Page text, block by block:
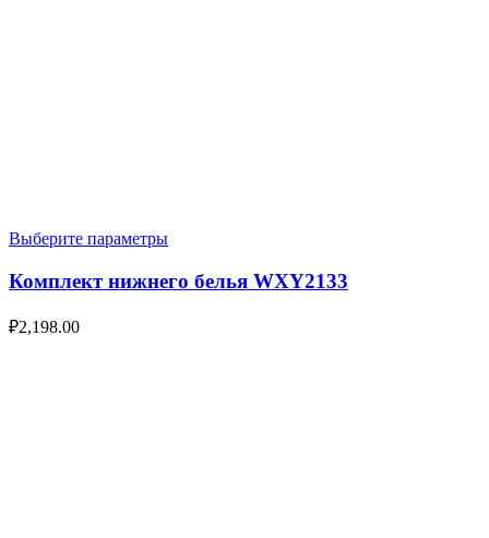
Выберите параметры
Комплект нижнего белья WXY2133
₽2,198.00